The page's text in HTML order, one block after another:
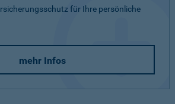
für Ihre persönliche
mehr Infos